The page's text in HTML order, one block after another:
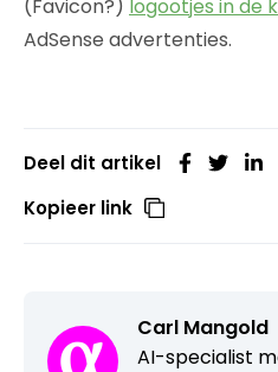
(Favicon?) logootjes in de
AdSense advertenties.
Deel dit artikel
Kopieer link
Carl Mangold
AI-specialist